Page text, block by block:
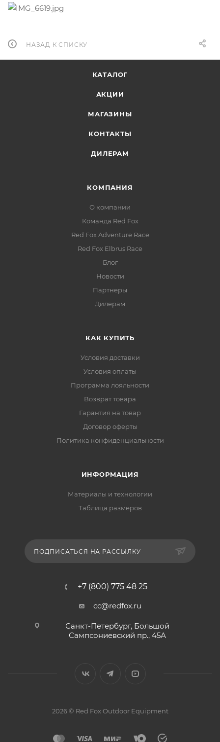
НАЗАД К СПИСКУ
КАТАЛОГ
АКЦИИ
МАГАЗИНЫ
КОНТАКТЫ
ДИЛЕРАМ
КОМПАНИЯ
О компании
Команда Red Fox
Red Fox Adventure Race
Red Fox Elbrus Race
Блог
Новости
Партнеры
Дилерам
КАК КУПИТЬ
Условия доставки
Условия оплаты
Программа лояльности
Возврат товара
Гарантия на товар
Договор оферты
Политика конфиденциальности
ИНФОРМАЦИЯ
Материалы и технологии
Таблица размеров
ПОДПИСАТЬСЯ НА РАССЫЛКУ
+7 (800) 775 48 25
cc@redfox.ru
Санкт-Петербург, Большой
Сампсониевский пр., 45А
2026 © Red Fox Outdoor Equipment